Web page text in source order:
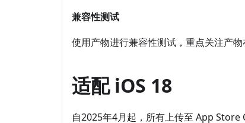
兼容性测试
使用产物进行兼容性测试，重点关注产
适配 iOS 18
自2025年4月起，所有上传至 App Store